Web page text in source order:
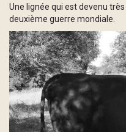
Une lignée qui est devenu
deuxième guerre mondiale.